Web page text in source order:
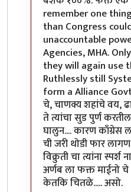
remember one
than Congress
unaccountable
Agencies, MHA.
they will again use
Ruthlessly still
form a Alliance
चे, चाणक्य शहांचे वय,
ते त्यांचा सुड पुर्ण
घालुन.... कारण काँग्रेस
ची जरी थोडी फार
विक्रुती चा त्यांना
अर्णब ला फक्त माईनो
केतकि चितळे..... असो.